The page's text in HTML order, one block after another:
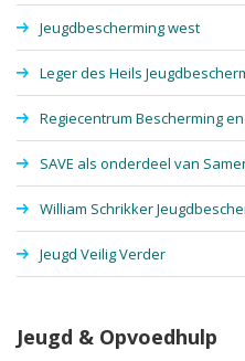
Jeugdbescherming west
Leger des Heils
Regiecentrum Bescherming
SAVE als onderdeel van
William Schrikker
Jeugd Veilig Verder
Jeugd & Opvoedhulp